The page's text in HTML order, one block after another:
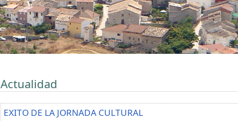
Actualidad
EXITO DE LA JORNADA CULTURAL